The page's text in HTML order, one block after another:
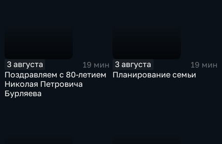
3 августа
19 мин
Поздравляем с 80-летием
Николая Петровича
Бурляева
3 августа
19 мин
Планирование семьи